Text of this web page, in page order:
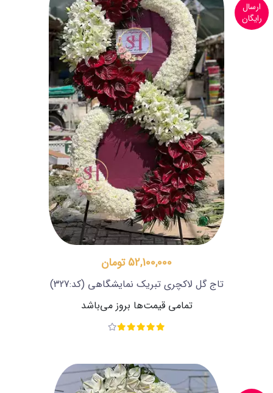
ارسال
رایگان
52,100,000 تومان
تاج گل لاکچری تبریک نمایشگاهی (کد:327)
تمامی قیمت‌ها بروز می‌باشد